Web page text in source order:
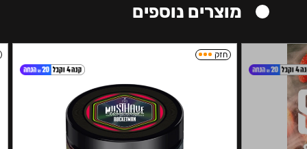
מוצרים נוספים
חזק